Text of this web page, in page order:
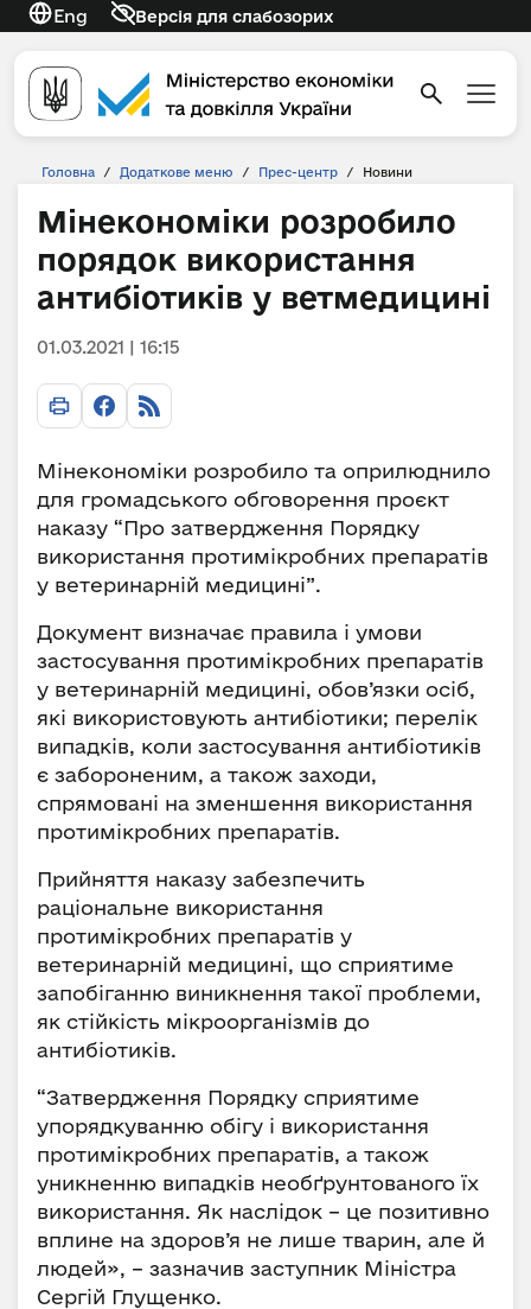
Eng Версія для слабозорих
Головна / Додаткове меню / Прес-центр / Новини
Мінекономіки розробило
порядок використання
антибіотиків у ветмедицині
01.03.2021 | 16:15
Мінекономіки розробило та оприлюднило
для громадського обговорення проєкт
наказу “Про затвердження Порядку
використання протимікробних препаратів
у ветеринарній медицині”.
Документ визначає правила і умови
застосування протимікробних препаратів
у ветеринарній медицині, обов’язки осіб,
які використовують антибіотики; перелік
випадків, коли застосування антибіотиків
є забороненим, а також заходи,
спрямовані на зменшення використання
протимікробних препаратів.
Прийняття наказу забезпечить
раціональне використання
протимікробних препаратів у
ветеринарній медицині, що сприятиме
запобіганню виникнення такої проблеми,
як стійкість мікроорганізмів до
антибіотиків.
“Затвердження Порядку сприятиме
упорядкуванню обігу і використання
протимікробних препаратів, а також
уникненню випадків необґрунтованого їх
використання. Як наслідок – це позитивно
вплине на здоров’я не лише тварин, але й
людей», – зазначив заступник Міністра
Сергій Глущенко.